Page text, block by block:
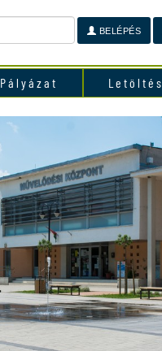
Pályázat Letöltés
BELÉPÉS